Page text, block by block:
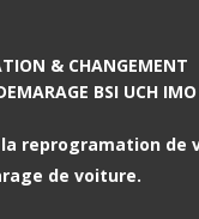
& CHANGEMENT
BSI UCH
reprogramation de
de voiture.